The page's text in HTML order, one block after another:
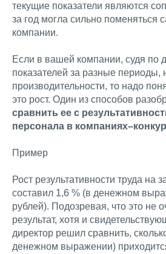
текущие показатели являются
за год могла сильно поменяться
компании.
Если в вашей компании, судя по
показателей за разные периоды,
производительности, то надо
это рост. Один из способов
сравнить ее с
персонала в
Пример
Рост результативности труда на
составил 1,6 % (в денежном
рублей). Подозревая, что это не
результат, хотя и
директор решил сравнить,
денежном выражении)